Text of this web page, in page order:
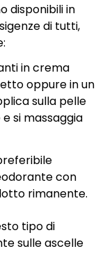
disponibili in
di tutti,
in crema
oppure in un
sulla pelle
si massaggia
con
rimanente.
tipo di
sulle ascelle